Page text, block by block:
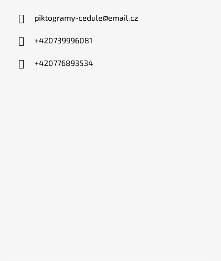
piktogramy-cedule@email.cz
+420739996081
+420776893534